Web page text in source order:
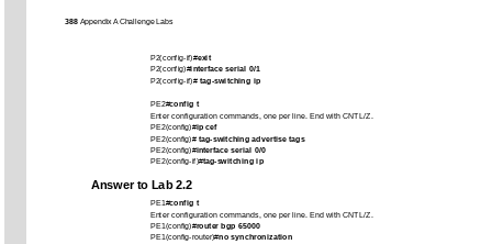
388 Appendix A Challenge Labs
P2(config-if)#exit
P2(config)#interface serial 0/1
P2(config-if)# tag-switching ip
PE2#config t
Enter configuration commands, one per line. End with CNTL/Z.
PE2(config)#ip cef
PE2(config)# tag-switching advertise tags
PE2(config)#interface serial 0/0
PE2(config-if)#tag-switching ip
Answer to Lab 2.2
PE1#config t
Enter configuration commands, one per line. End with CNTL/Z.
PE1(config)#router bgp 65000
PE1(config-router)#no synchronization